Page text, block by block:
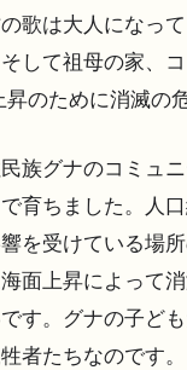
歌は大人になっ
して祖母の家、
のために消滅の
族グナのコミュ
育ちました。人
を受けている場
面上昇によって
す。グナの子ど
者たちなのです。